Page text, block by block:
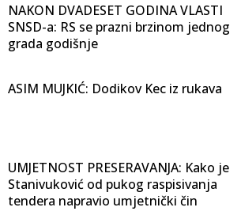
NAKON DVADESET GODINA VLASTI
SNSD-a: RS se prazni brzinom jednog
grada godišnje
ASIM MUJKIĆ: Dodikov Kec iz rukava
UMJETNOST PRESERAVANJA: Kako je
Stanivuković od pukog raspisivanja
tendera napravio umjetnički čin